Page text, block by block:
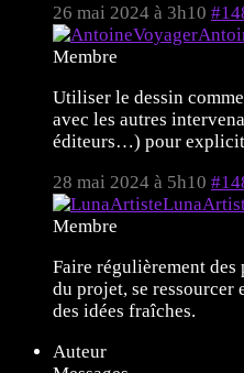
26 mai 2024 à 3h10
Membre
Utiliser le dessin
avec les autres
éditeurs…) pour
28 mai 2024 à 5h10
Membre
Faire régulièrement des
du projet, se
des idées fraîches.
Auteur